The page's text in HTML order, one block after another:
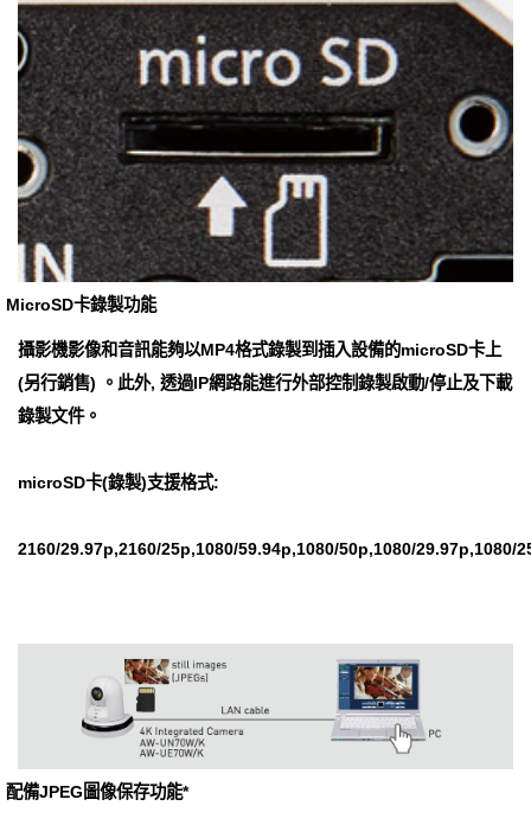
MicroSD卡錄製功能
攝影機影像和音訊能夠以MP4格式錄製到插入設備的microSD卡上
(另行銷售) 。此外, 透過IP網路能進行外部控制錄製啟動/停止及下載
錄製文件。
microSD卡(錄製)支援格式:
2160/29.97p,2160/25p,1080/59.94p,1080/50p,1080/29.97p,1080/
配備JPEG圖像保存功能*